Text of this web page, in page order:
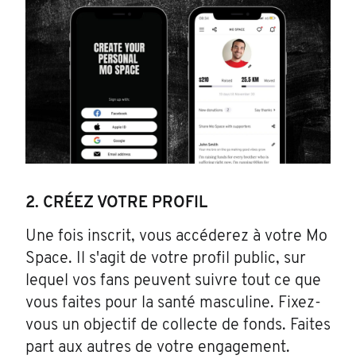
2. CRÉEZ VOTRE PROFIL
Une fois inscrit, vous accéderez à votre Mo
Space. Il s'agit de votre profil public, sur
lequel vos fans peuvent suivre tout ce que
vous faites pour la santé masculine. Fixez-
vous un objectif de collecte de fonds. Faites
part aux autres de votre engagement.